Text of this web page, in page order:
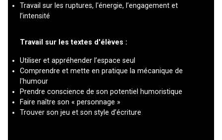
Travail sur les ruptures, l'énergie, l’engagement et
l’intensité
Travail sur les textes d'élèves :
Utiliser et appréhender l’espace seul
Comprendre et mette en pratique la mécanique de
l'humour
Prendre conscience de son potentiel humoristique
Faire naître son « personnage »
Trouver son jeu et son style d’écriture